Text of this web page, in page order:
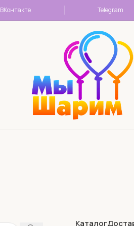
ВКонтакте Telegram
Каталог